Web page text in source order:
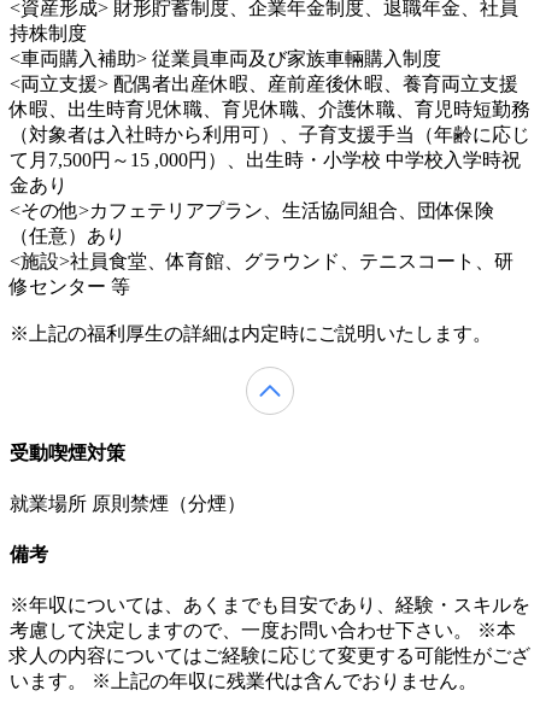
<資産形成> 財形貯蓄制度、企業年金制度、退職年金、社員
持株制度
<車両購入補助> 従業員車両及び家族車輛購入制度
<両立支援> 配偶者出産休暇、産前産後休暇、養育両立支援
休暇、出生時育児休職、育児休職、介護休職、育児時短勤務
（対象者は入社時から利用可）、子育支援手当（年齢に応じ
て月7,500円～15 ,000円）、出生時・小学校 中学校入学時祝
金あり
<その他>カフェテリアプラン、生活協同組合、団体保険
（任意）あり
<施設>社員食堂、体育館、グラウンド、テニスコート、研
修センター 等
※上記の福利厚生の詳細は内定時にご説明いたします。
受動喫煙対策
就業場所 原則禁煙（分煙）
備考
※年収については、あくまでも目安であり、経験・スキルを
考慮して決定しますので、一度お問い合わせ下さい。 ※本
求人の内容についてはご経験に応じて変更する可能性がござ
います。 ※上記の年収に残業代は含んでおりません。